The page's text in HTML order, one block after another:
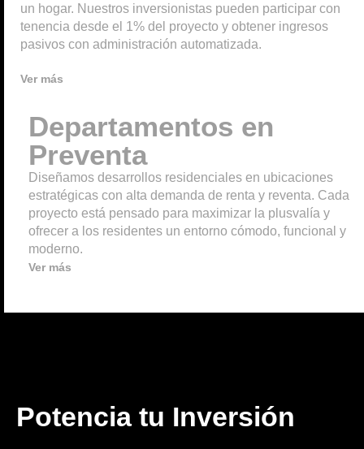
un hogar. Nuestros inversionistas pueden participar con
tenencia desde el 1% del proyecto y obtener ingresos
pasivos con administración automatizada.
Ver más
Departamentos en
Preventa
Diseñamos desarrollos residenciales en ubicaciones
estratégicas con alta demanda de renta y reventa. Cada
proyecto está pensado para maximizar la plusvalía y
ofrecer a los residentes un entorno cómodo, funcional y
moderno.
Ver más
Potencia tu Inversión